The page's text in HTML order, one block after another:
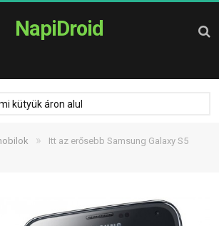
NapiDroid
kütyük áron alul
»
Itt az erősebb Samsung Galaxy S5